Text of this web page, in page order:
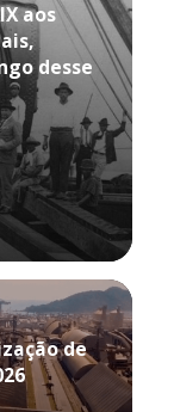
aos
desse
de